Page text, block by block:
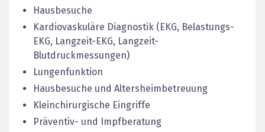
Hausbesuche
Kardiovaskuläre Diagnostik (EKG, Belastungs-
EKG, Langzeit-EKG, Langzeit-
Blutdruckmessungen)
Lungenfunktion
Hausbesuche und Altersheimbetreuung
Kleinchirurgische Eingriffe
Präventiv- und Impfberatung